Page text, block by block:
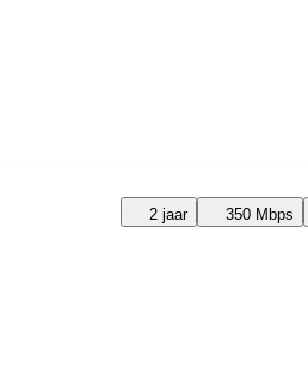
2 jaar 350 Mbps